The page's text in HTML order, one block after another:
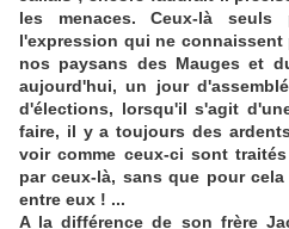
les menaces. Ceux-là seuls
l'expression qui ne
nos paysans des Mauges et
aujourd'hui, un jour
d'élections, lorsqu'il s'agit
faire, il y a toujours des
voir comme ceux-ci sont
par ceux-là, sans que pour
entre eux ! ...
A la différence de son frère